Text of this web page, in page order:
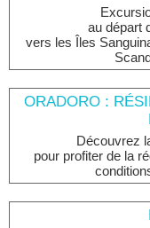
au départ
vers les Îles
ORADORO :
Découvrez
pour profiter de la